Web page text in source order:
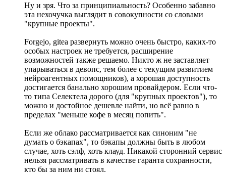
Ну и зря. Что за принципиальность? Особенно забавно
эта нехочучка выглядит в совокупности со словами
"крупные проекты".
Forgejo, gitea развернуть можно очень быстро, каких-то
особых настроек не требуется, расширение
возможностей также решаемо. Никто ж не заставляет
упарываться в девопс, тем более с текущим развитием
нейроагентных помощников), а хорошая доступность
достигается банально хорошим провайдером. Если что-
то типа Селектела дорого (для "крупных проектов"), то
можно и достойное дешевле найти, но всё равно в
пределах "меньше кофе в месяц попить".
Если же облако рассматривается как синоним "не
думать о бэкапах", то бэкапы должны быть в любом
случае, хоть сэлф, хоть клауд. Никакой сторонний сервис
нельзя рассматривать в качестве гаранта сохранности,
кто бы за ним ни стоял.